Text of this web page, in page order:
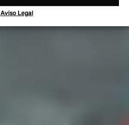
Aviso Legal